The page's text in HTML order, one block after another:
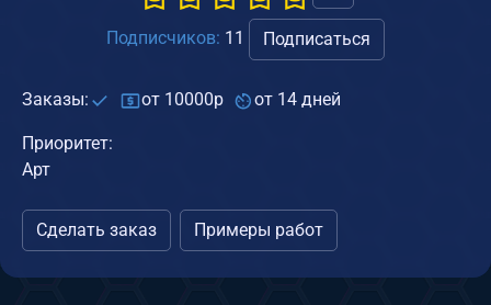
Подписчиков: 11 Подписаться
Заказы: от 10000р от 14 дней
Приоритет:
Арт
Сделать заказ Примеры работ